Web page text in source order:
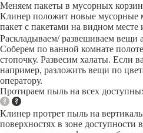
Меняем пакеты в мусорных
Клинер положит новые мусорные
пакет с пакетами на видном месте
Раскладываем/ развешиваем вещи
Соберем по ванной комнате
стопочку. Развесим халаты. Если
например, разложить вещи по
оператору.
Протираем пыль на всех
Клинер протрет пыль на
поверхностях в зоне